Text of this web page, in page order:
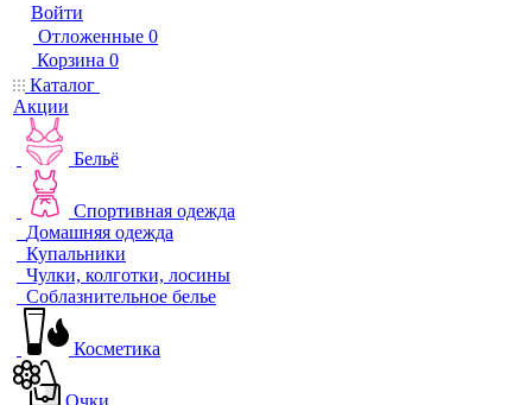
Войти
Отложенные 0
Корзина 0
Каталог
Акции
Бельё
Спортивная одежда
Домашняя одежда
Купальники
Чулки, колготки, лосины
Соблазнительное белье
Косметика
Очки